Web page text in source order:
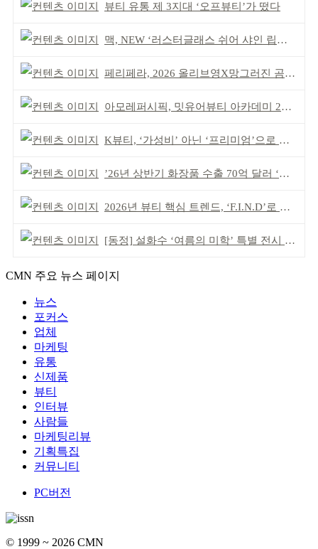
뷰티 유통 제 3지대 ‘오프뷰티’가 떴다
맥, NEW ‘러스터글래스 쉬어 샤인 립스틱’ 출시
페리페라, 2026 올리브영X망그러진 곰 콜라보
아모레퍼시픽, 밋유어뷰티 아카데미 2기 발대식
K뷰티, ‘가성비’ 아닌 ‘프리미엄’으로 승부걸어야
’26년 상반기 화장품 수출 70억 달러 ‘역대 최고’
2026년 뷰티 핵심 트렌드, ‘F.I.N.D’로 읽는다
[동정] 설화수 ‘여름의 미학’ 특별 전시 개최
CMN 주요 뉴스 페이지
뉴스
포커스
업체
마케팅
유통
신제품
뷰티
인터뷰
사람들
마케팅리뷰
기획특집
커뮤니티
PC버전
© 1999 ~ 2026 CMN